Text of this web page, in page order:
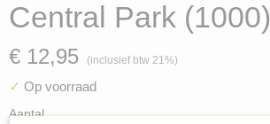
Central Park (1000)
€ 12,95 (inclusief btw 21%)
✓ Op voorraad
Aantal